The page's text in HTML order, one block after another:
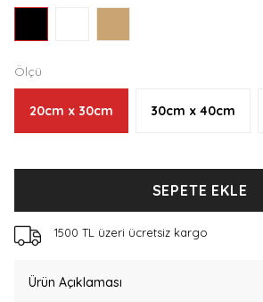
Ölçü
20cm x 30cm 30cm x 40cm
SEPETE EKLE
1500 TL üzeri ücretsiz kargo
Ürün Açıklaması